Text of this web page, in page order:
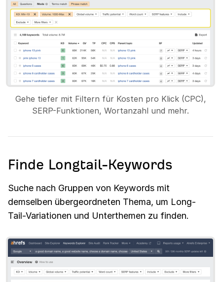
Gehe tiefer mit Filtern für Kosten pro Klick (CPC),
SERP-Funktionen, Wortanzahl und mehr.
Finde Longtail-Keywords
Suche nach Gruppen von Keywords mit
demselben übergeordneten Thema, um Long-
Tail-Variationen und Unterthemen zu finden.